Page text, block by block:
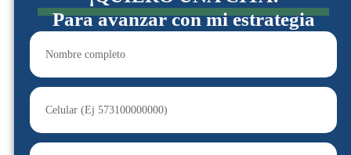
Para avanzar con mi estrategia